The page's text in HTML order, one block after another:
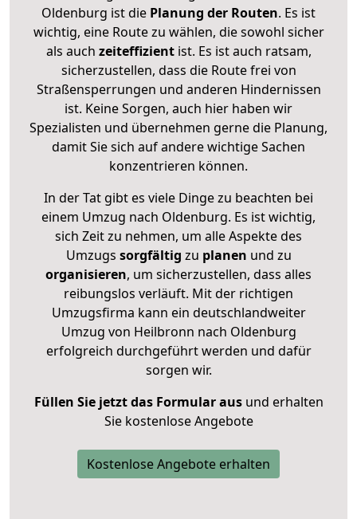
Oldenburg ist die Planung der Routen. Es ist
wichtig, eine Route zu wählen, die sowohl sicher
als auch zeiteffizientist. Es ist auch ratsam,
sicherzustellen, dass die Route frei von
Straßensperrungen und anderen Hindernissen
ist. Keine Sorgen, auch hier haben wir
Spezialisten und übernehmen gerne die Planung,
damit Sie sich auf andere wichtige Sachen
konzentrieren können.
In der Tat gibt es viele Dinge zu beachten bei
einem Umzug nach Oldenburg. Es ist wichtig,
sich Zeit zu nehmen, um alle Aspekte des
Umzugs sorgfältig zu planen und zu
organisieren, um sicherzustellen, dass alles
reibungslos verläuft. Mit der richtigen
Umzugsfirma kann ein deutschlandweiter
Umzug von Heilbronn nach Oldenburg
erfolgreich durchgeführt werden und dafür
sorgen wir.
Füllen Sie jetzt das Formular ausund erhalten
Sie kostenlose Angebote
Kostenlose Angebote erhalten